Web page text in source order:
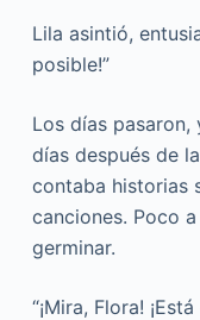
Lila asintió,
posible!”
Los días
días después de
contaba historias
canciones. Poco
germinar.
“¡Mira, Flora!